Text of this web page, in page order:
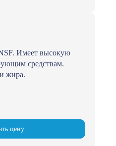
Имеет высокую
средствам.
жира.
цену